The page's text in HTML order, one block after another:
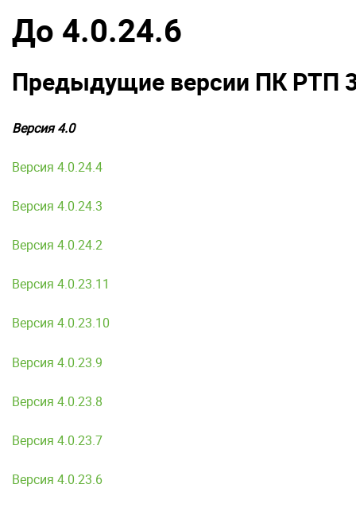
До 4.0.24.6
Предыдущие версии ПК РТП
Версия 4.0
Версия 4.0.24.4
Версия 4.0.24.3
Версия 4.0.24.2
Версия 4.0.23.11
Версия 4.0.23.10
Версия 4.0.23.9
Версия 4.0.23.8
Версия 4.0.23.7
Версия 4.0.23.6